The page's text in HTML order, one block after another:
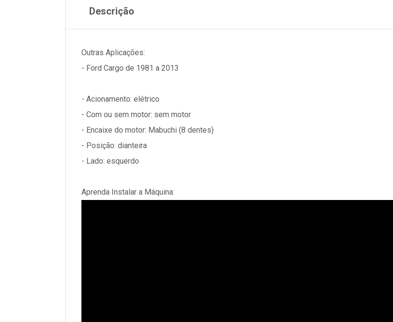
Descrição
Outras Aplicações:
- Ford Cargo de 1981 a 2013
- Acionamento: elétrico
- Com ou sem motor: sem motor
- Encaixe do motor: Mabuchi (8 dentes)
- Posição: dianteira
- Lado: esquerdo
Aprenda Instalar a Máquina: